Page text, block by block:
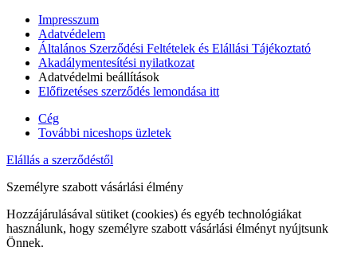
Impresszum
Adatvédelem
Általános Szerződési Feltételek és Elállási Tájékoztató
Akadálymentesítési nyilatkozat
Adatvédelmi beállítások
Előfizetéses szerződés lemondása itt
Cég
További niceshops üzletek
Elállás a szerződéstől
Személyre szabott vásárlási élmény
Hozzájárulásával sütiket (cookies) és egyéb technológiákat
használunk, hogy személyre szabott vásárlási élményt nyújtsunk
Önnek.